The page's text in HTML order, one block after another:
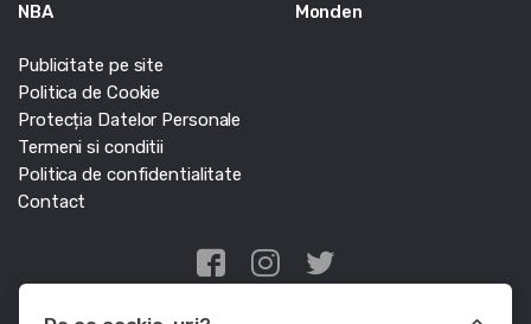
NBA
Monden
Publicitate pe site
Politica de Cookie
Protecția Datelor Personale
Termeni si conditii
Politica de confidentialitate
Contact
Edris Digital Agency